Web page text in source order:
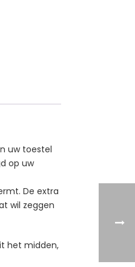
uw toestel
op uw
De extra
wil zeggen
het midden,